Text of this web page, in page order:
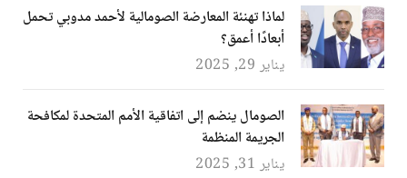
لماذا تهنئة المعارضة الصومالية لأحمد مدوبي تحمل
أبعادًا أعمق؟
يناير 29, 2025
الصومال ينضم إلى اتفاقية الأمم المتحدة لمكافحة
الجريمة المنظمة
يناير 31, 2025